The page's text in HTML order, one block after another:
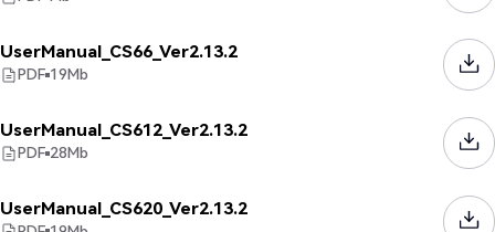
UserManual_CS66_Ver2.13.2
PDF 19Mb
UserManual_CS612_Ver2.13.2
PDF 28Mb
UserManual_CS620_Ver2.13.2